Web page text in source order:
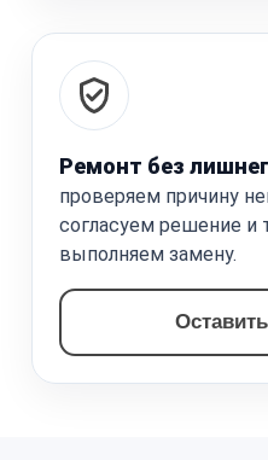
Ремонт без
проверяем причину
согласуем решение и
выполняем замену.